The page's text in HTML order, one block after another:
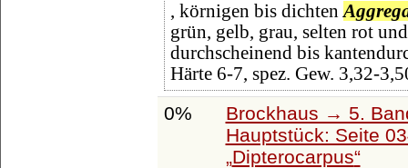
, körnigen bis dichten
grün, gelb, grau, selten rot
durchscheinend bis
Härte 6-7, spez. Gew. 3,32-
0%
Brockhaus → 5.
Hauptstück: Seite
Dipterocarpus